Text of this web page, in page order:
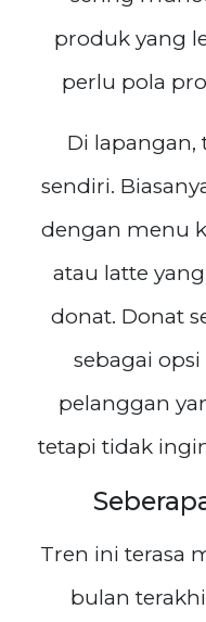
produk yang
perlu pola
Di lapangan,
sendiri.
dengan menu
atau latte
donat. Donat
sebagai
pelanggan
tetapi tidak
Tren ini terasa
bulan